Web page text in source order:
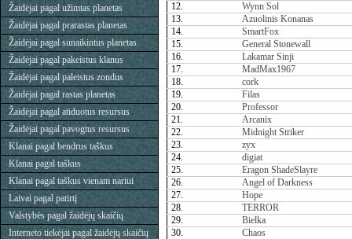
12.
Wynn Sol
13.
Azuolinis Konanas
14.
SmartFox
15.
General Stonewall
16.
Lakamar Sinji
17.
MadMax1967
18.
cork
19.
Filas
20.
Professor
21.
Arcanix
22.
Midnight Striker
23.
zyx
24.
digiat
25.
Eragon ShadeSlayre
26.
Angel of Darkness
27.
Hope
28.
TERROR
29.
Bielka
30.
Chaos
Žaidėjai pagal užimtas planetas
Žaidėjai pagal prarastas planetas
Žaidėjai pagal sunaikintus planetas
Žaidėjai pagal pakeistus klanus
Žaidėjai pagal paleistus zondus
Žaidėjai pagal rastas planetas
Žaidėjai pagal atiduotus resursus
Žaidėjai pagal pavogtus resursus
Klanai pagal bendrus taškus
Klanai pagal taškus
Klanai pagal taškus vienam nariui
Laivai pagal patirtį
Valstybės pagal žaidėjų skaičių
Interneto tiekėjai pagal žaidėjų skaičių